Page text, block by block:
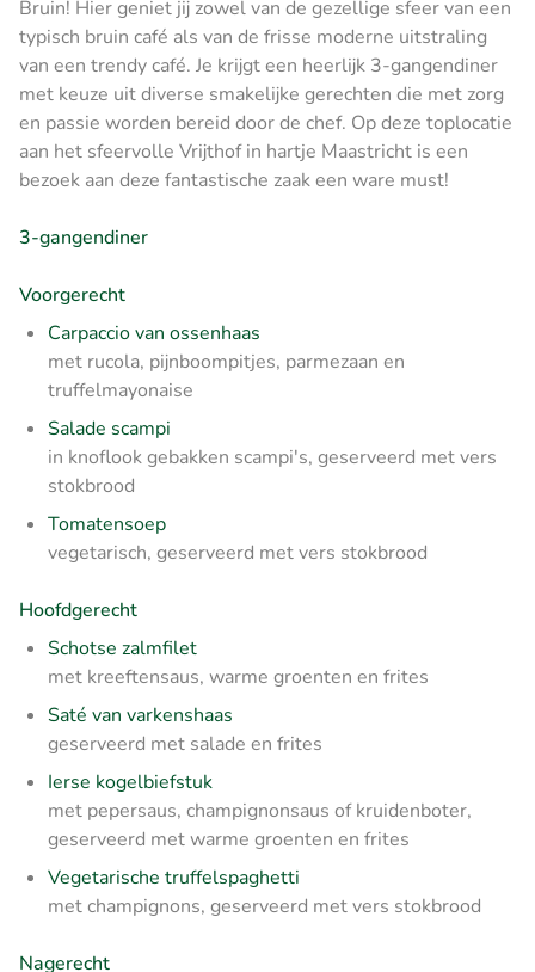
Bruin! Hier geniet jij zowel van de gezellige sfeer van een
typisch bruin café als van de frisse moderne uitstraling
van een trendy café. Je krijgt een heerlijk 3-gangendiner
met keuze uit diverse smakelijke gerechten die met zorg
en passie worden bereid door de chef. Op deze toplocatie
aan het sfeervolle Vrijthof in hartje Maastricht is een
bezoek aan deze fantastische zaak een ware must!
3-gangendiner
Voorgerecht
Carpaccio van ossenhaas
met rucola, pijnboompitjes, parmezaan en
truffelmayonaise
Salade scampi
in knoflook gebakken scampi's, geserveerd met vers
stokbrood
Tomatensoep
vegetarisch, geserveerd met vers stokbrood
Hoofdgerecht
Schotse zalmfilet
met kreeftensaus, warme groenten en frites
Saté van varkenshaas
geserveerd met salade en frites
Ierse kogelbiefstuk
met pepersaus, champignonsaus of kruidenboter,
geserveerd met warme groenten en frites
Vegetarische truffelspaghetti
met champignons, geserveerd met vers stokbrood
Nagerecht